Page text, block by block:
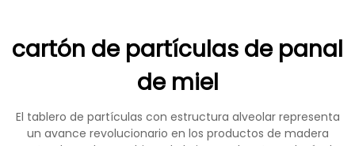
cartón de partículas de panal
de miel
El tablero de partículas con estructura alveolar representa
un avance revolucionario en los productos de madera